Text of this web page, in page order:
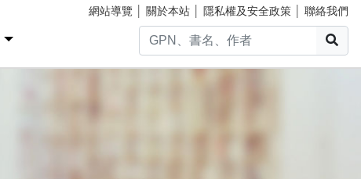
網站導覽 關於本站 隱私權及安全政策 聯絡我們